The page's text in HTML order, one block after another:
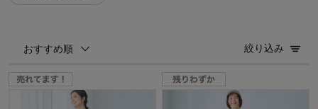
おすすめ順 絞り込み